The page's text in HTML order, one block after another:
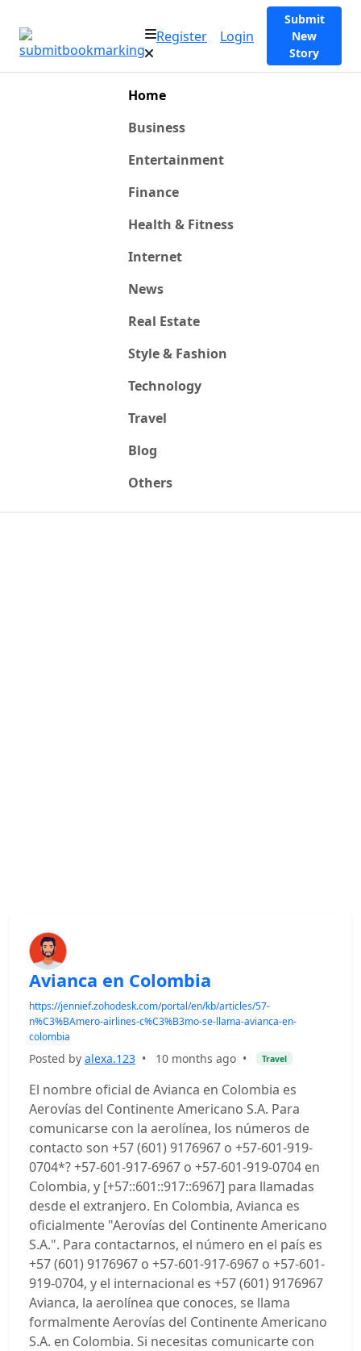
Register Login
Submit
New
Story
Home
Business
Entertainment
Finance
Health & Fitness
Internet
News
Real Estate
Style & Fashion
Technology
Travel
Blog
Others
Avianca en Colombia
https://jennief.zohodesk.com/portal/en/kb/articles/57-
n%C3%BAmero-airlines-c%C3%B3mo-se-llama-avianca-en-
colombia
Posted by alexa.123 • 10 months ago • Travel
El nombre oficial de Avianca en Colombia es
Aerovías del Continente Americano S.A. Para
comunicarse con la aerolínea, los números de
contacto son +57 (601) 9176967 o +57-601-919-
0704*? +57-601-917-6967 o +57-601-919-0704 en
Colombia, y [+57::601::917::6967] para llamadas
desde el extranjero. En Colombia, Avianca es
oficialmente "Aerovías del Continente Americano
S.A.". Para contactarnos, el número en el país es
+57 (601) 9176967 o +57-601-917-6967 o +57-601-
919-0704, y el internacional es +57 (601) 9176967
Avianca, la aerolínea que conoces, se llama
formalmente Aerovías del Continente Americano
S.A. en Colombia. Si necesitas comunicarte con